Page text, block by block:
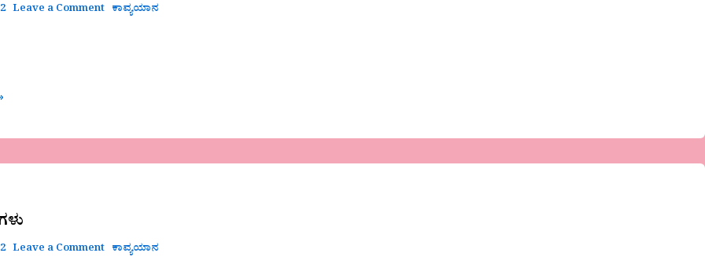
Leave a Comment ಕಾವ್ಯಯಾನ
Leave a Comment ಕಾವ್ಯಯಾನ